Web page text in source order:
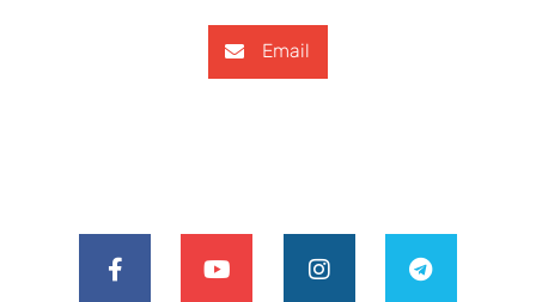
Email